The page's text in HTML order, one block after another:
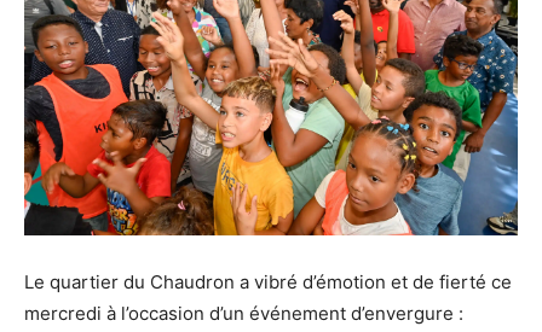
Le quartier du Chaudron a vibré d’émotion et de fierté ce
mercredi à l’occasion d’un événement d’envergure :